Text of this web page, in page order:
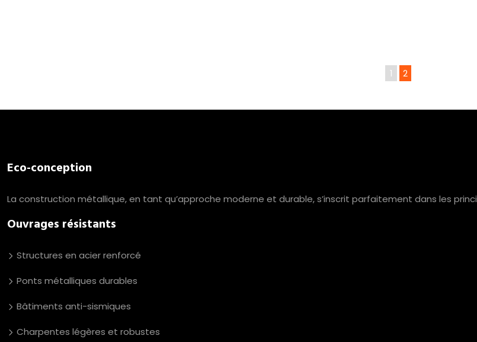
1 2
Eco-conception
La construction métallique, en tant qu’approche moderne et durable, s’inscrit parfaitement dans les
Ouvrages résistants
Structures en acier renforcé
Ponts métalliques durables
Bâtiments anti-sismiques
Charpentes légères et robustes